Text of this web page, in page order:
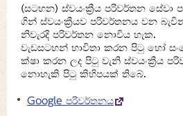
(සටහන) ස්වයංක්‍රීය පරිවර්තන සේවා
ගින් ස්වයංක්‍රීයව පරිවර්තනය වන
නිවැරදි පරිවර්තන නොවිය හැක.
වැඩසටහන් භාවිතා කරන පිටු හෝ
ක්ෂා කරන ලද පිටු වැනි ස්වයංක්‍රීය
නොහැකි පිටු කිහිපයක් තිබේ.
Google පරිවර්තනය